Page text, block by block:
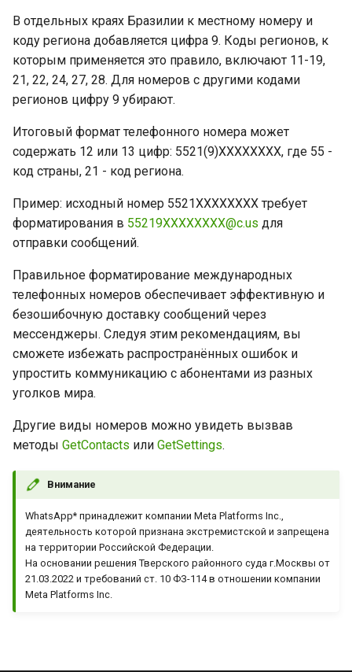
В отдельных краях Бразилии к местному номеру и
коду региона добавляется цифра 9. Коды регионов, к
которым применяется это правило, включают 11-19,
21, 22, 24, 27, 28. Для номеров с другими кодами
регионов цифру 9 убирают.
Итоговый формат телефонного номера может
содержать 12 или 13 цифр: 5521(9)XXXXXXXX, где 55 -
код страны, 21 - код региона.
Пример: исходный номер 5521XXXXXXXX требует
форматирования в 55219XXXXXXXX@c.us для
отправки сообщений.
Правильное форматирование международных
телефонных номеров обеспечивает эффективную и
безошибочную доставку сообщений через
мессенджеры. Следуя этим рекомендациям, вы
сможете избежать распространённых ошибок и
упростить коммуникацию с абонентами из разных
уголков мира.
Другие виды номеров можно увидеть вызвав
методы GetContacts или GetSettings.
Внимание
WhatsApp* принадлежит компании Meta Platforms Inc.,
деятельность которой признана экстремистской и запрещена
на территории Российской Федерации.
На основании решения Тверского районного суда г.Москвы от
21.03.2022 и требований ст. 10 ФЗ-114 в отношении компании
Meta Platforms Inc.